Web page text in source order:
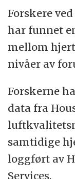
Forskere
har funnet
mellom
nivåer av
Forskerne
data fra
samtidige
loggført av
Services.